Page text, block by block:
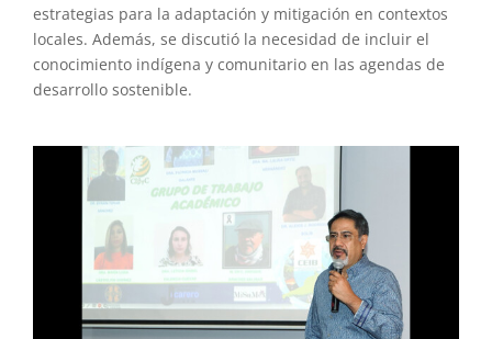
estrategias para la adaptación y mitigación en contextos
locales. Además, se discutió la necesidad de incluir el
conocimiento indígena y comunitario en las agendas de
desarrollo sostenible.